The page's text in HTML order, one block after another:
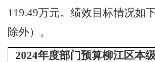
119.49万元。绩效目标情况如
除外）。
2024年度部门预算柳江区本